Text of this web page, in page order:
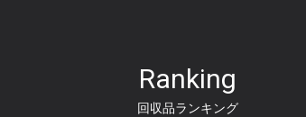
Ranking
回収品ランキング